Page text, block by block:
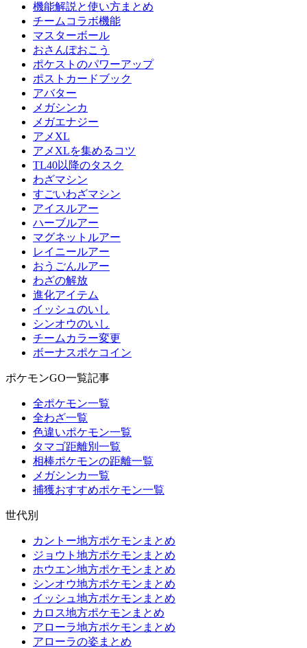
機能解説と使い方まとめ
チームコラボ機能
マスターボール
おさんぽおこう
ポケストのパワーアップ
ポストカードブック
アバター
メガシンカ
メガエナジー
アメXL
アメXLを集めるコツ
TL40以降のタスク
わざマシン
すごいわざマシン
アイスルアー
ハーブルアー
マグネットルアー
レイニールアー
おうごんルアー
わざの解放
進化アイテム
イッシュのいし
シンオウのいし
チームカラー変更
ボーナスポケコイン
ポケモンGO一覧記事
全ポケモン一覧
全わざ一覧
色違いポケモン一覧
タマゴ距離別一覧
相棒ポケモンの距離一覧
メガシンカ一覧
捕獲おすすめポケモン一覧
世代別
カントー地方ポケモンまとめ
ジョウト地方ポケモンまとめ
ホウエン地方ポケモンまとめ
シンオウ地方ポケモンまとめ
イッシュ地方ポケモンまとめ
カロス地方ポケモンまとめ
アローラ地方ポケモンまとめ
アローラの姿まとめ